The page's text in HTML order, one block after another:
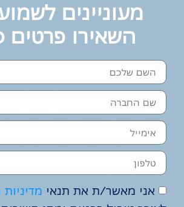
מעוניינים
השאירו פרטים
אני מאשר/ת את תנאי